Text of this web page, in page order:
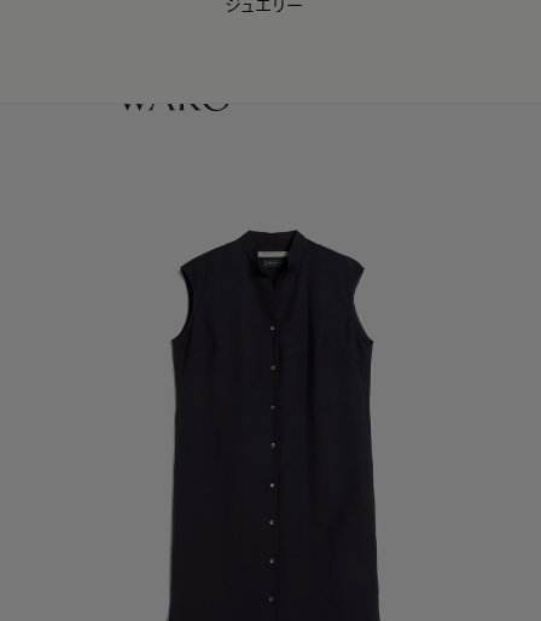
WAKO Membership Program連携はこちら
ジュエリー